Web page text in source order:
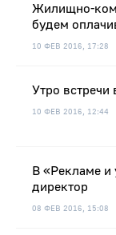
Жилищно-
будем
10 ФЕВ 2016, 17:28
Утро встречи
10 ФЕВ 2016, 12:44
В «Рекламе и
директор
08 ФЕВ 2016, 15:08